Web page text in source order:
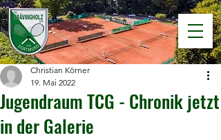
Jugendraum TCG - Chronik jetzt
in der Galerie
Christian Körner
19. Mai 2022